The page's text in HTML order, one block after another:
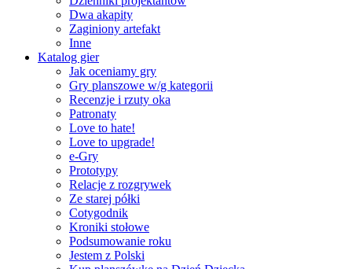
Dwa akapity
Zaginiony artefakt
Inne
Katalog gier
Jak oceniamy gry
Gry planszowe w/g kategorii
Recenzje i rzuty oka
Patronaty
Love to hate!
Love to upgrade!
e-Gry
Prototypy
Relacje z rozgrywek
Ze starej półki
Cotygodnik
Kroniki stołowe
Podsumowanie roku
Jestem z Polski